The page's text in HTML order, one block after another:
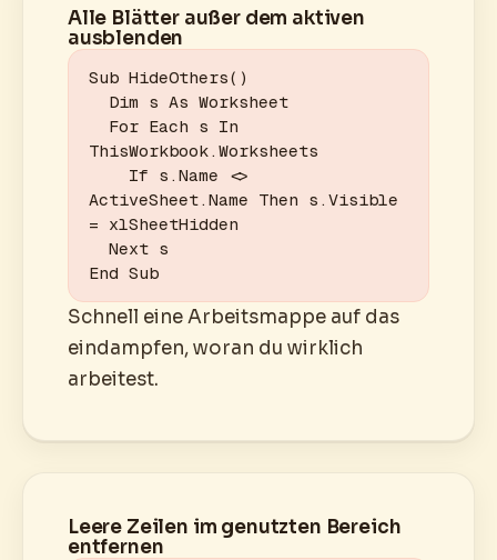
Alle Blätter außer dem aktiven
ausblenden
Sub HideOthers()
ThisWorkbook.Worksheets
ActiveSheet.Name Then s.Visible
= xlSheetHidden
End Sub
Schnell eine Arbeitsmappe auf das
eindampfen, woran du wirklich
arbeitest.
Leere Zeilen im genutzten Bereich
entfernen